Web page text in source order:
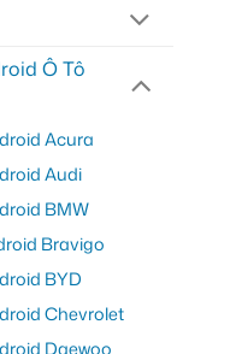
Ô Tô
Acura
Audi
BMW
Bravigo
BYD
Chevrolet
Daewoo